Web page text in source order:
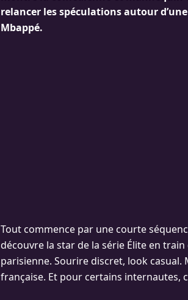
relancer les spéculations autour
Mbappé.
Tout commence par une courte
découvre la star de la série Élite en
parisienne. Sourire discret, look
française. Et pour certains internautes,